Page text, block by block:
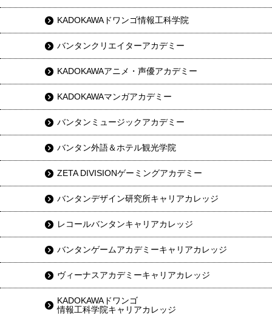
KADOKAWAドワンゴ情報工科学院
バンタンクリエイターアカデミー
KADOKAWAアニメ・声優アカデミー
KADOKAWAマンガアカデミー
バンタンミュージックアカデミー
バンタン外語＆ホテル観光学院
ZETA DIVISIONゲーミングアカデミー
バンタンデザイン研究所キャリアカレッジ
レコールバンタンキャリアカレッジ
バンタンゲームアカデミーキャリアカレッジ
ヴィーナスアカデミーキャリアカレッジ
KADOKAWAドワンゴ
情報工科学院キャリアカレッジ